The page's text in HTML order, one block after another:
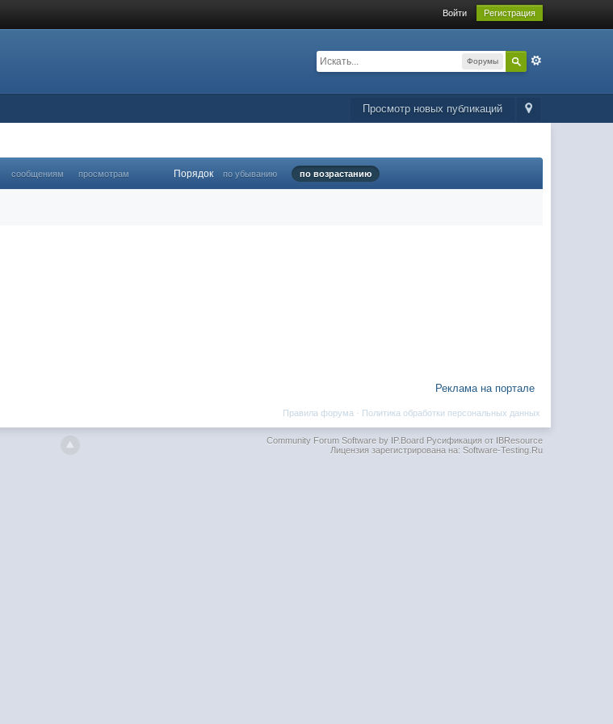
Войти Регистрация
Форумы
Просмотр новых публикаций
сообщениям просмотрам Порядок по убыванию по возрастанию
Реклама на портале
Политика обработки персональных данных
Правила форума ·
Community Forum Software by IP.BoardРусификация от IBResource
Лицензия зарегистрирована на: Software-Testing.Ru